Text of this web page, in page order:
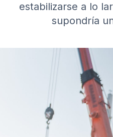
estabilizarse a lo
supondría